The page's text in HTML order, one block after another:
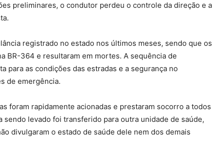
preliminares, o condutor perdeu o controle da direção e a
registrado no estado nos últimos meses, sendo que os
BR-364 e resultaram em mortes. A sequência de
para as condições das estradas e a segurança no
de emergência.
foram rapidamente acionadas e prestaram socorro a todos
sendo levado foi transferido para outra unidade de saúde,
divulgaram o estado de saúde dele nem dos demais